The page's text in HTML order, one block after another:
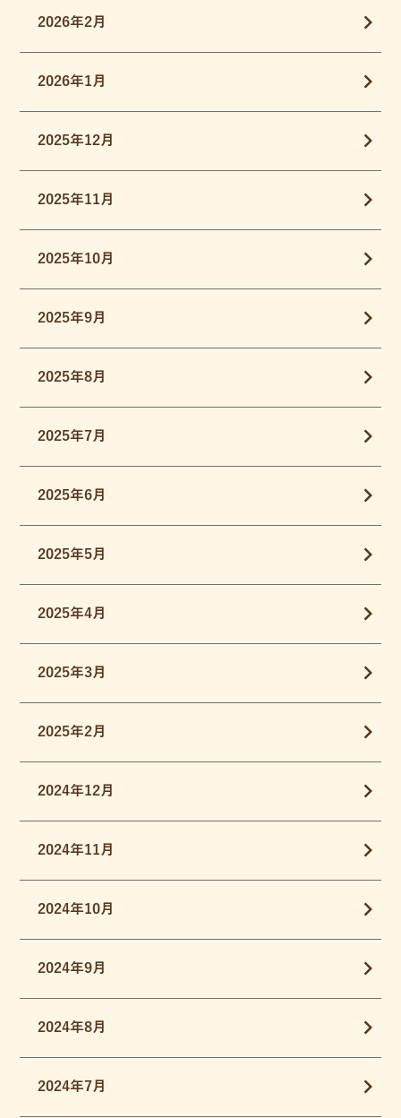
2026年2月
2026年1月
2025年12月
2025年11月
2025年10月
2025年9月
2025年8月
2025年7月
2025年6月
2025年5月
2025年4月
2025年3月
2025年2月
2024年12月
2024年11月
2024年10月
2024年9月
2024年8月
2024年7月